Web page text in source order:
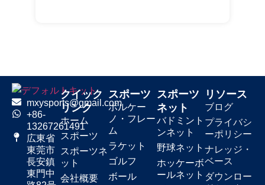
mxysports@gmail.com
+86-
13267261491
広東省
東莞市
長安鎮
東門中
クイック
リンク
ホーム
スポーツ
スポーツネ
ット
会社概要
スポーツ
ボルケー
ノ・フレー
ム
ラケット
ゴルフ
ボール
スポーツ
ネット
バドミント
ンネット
野球ネット
ホッケーボ
ールネット
リソース
ブログ
プライバシ
ーポリシー
ナレッジ・
ベース
ダウンロー